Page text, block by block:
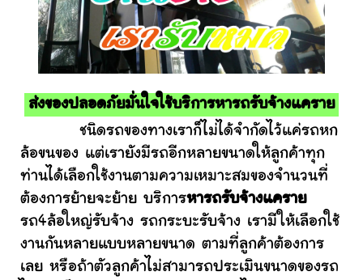
ส่งของปลอดภัยมั่นใจใช้บริการหารถรับจ้างแคราย
ชนิดรถของทางเราก็ไม่ได้จำกัดไว้แค่รถหก
ล้อขนของ แต่เรายังมีรถอีกหลายขนาดให้ลูกค้าทุก
ท่านได้เลือกใช้งานตามความเหมาะสมของจำนวนที่
ต้องการย้ายจะย้าย บริการหารถรับจ้างแคราย
รถ4ล้อใหญ่รับจ้าง รถกระบะรับจ้าง เรามีให้เลือกใช้
งานกันหลายแบบหลายขนาด ตามที่ลูกค้าต้องการ
เลย หรือถ้าตัวลูกค้าไม่สามารถประเมินขนาดของรถ